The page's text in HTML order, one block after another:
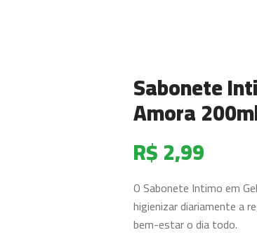
Sabonete
Amora
R$ 2,99
O Sabonete Intimo em
higienizar diariamente a
bem-estar o dia todo.